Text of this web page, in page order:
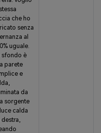
che ho
senza
al
uguale.
sfondo è
parete
e
da
sorgente
calda